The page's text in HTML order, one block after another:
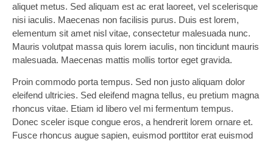
aliquet metus. Sed aliquam est ac erat laoreet, vel scelerisque
nisi iaculis. Maecenas non facilisis purus. Duis est lorem,
elementum sit amet nisl vitae, consectetur malesuada nunc.
Mauris volutpat massa quis lorem iaculis, non tincidunt mauris
malesuada. Maecenas mattis mollis tortor eget gravida.
Proin commodo porta tempus. Sed non justo aliquam dolor
eleifend ultricies. Sed eleifend magna tellus, eu pretium magna
rhoncus vitae. Etiam id libero vel mi fermentum tempus.
Donec sceler isque congue eros, a hendrerit lorem ornare et.
Fusce rhoncus augue sapien, euismod porttitor erat euismod